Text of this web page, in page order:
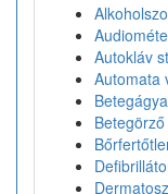
Autokláv
Automata